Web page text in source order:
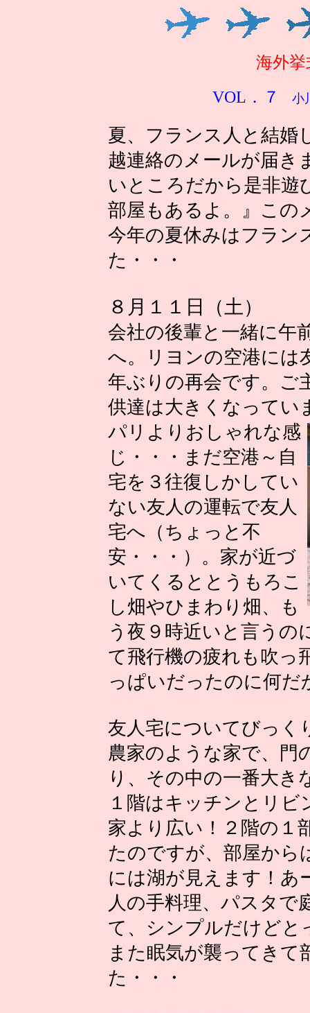
海外挙
VOL．７
小
夏、フランス人と結婚
越連絡のメールが届き
いところだから是非遊
部屋もあるよ。』この
今年の夏休みはフラン
た・・・
８月１１日（土）
会社の後輩と一緒に午
へ。リヨンの空港には
年ぶりの再会です。ご
供達は大きくなってい
パリよりおしゃれな感
じ・・・まだ空港～自
宅を３往復しかしてい
ない友人の運転で友人
宅へ（ちょっと不
安・・・）。家が近づ
いてくるととうもろこ
し畑やひまわり畑、も
う夜９時近いと言うの
て飛行機の疲れも吹っ
っぱいだったのに何だ
友人宅についてびっく
農家のような家で、門
り、その中の一番大き
１階はキッチンとリ
家より広い！２階の１
たのですが、部屋から
には湖が見えます！あ
人の手料理、パスタで
て、シンプルだけどと
また眠気が襲ってきて
た・・・